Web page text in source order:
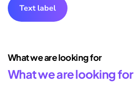
Text label
What we are looking for
What we are looking for